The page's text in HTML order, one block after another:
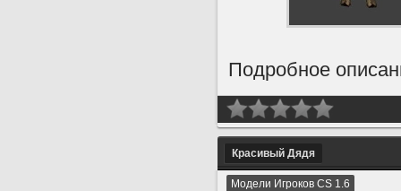
Подробное
Красивый Дядя
Модели Игроков CS 1.6